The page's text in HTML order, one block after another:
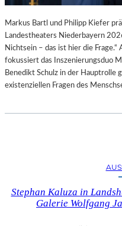
Markus Bartl und Philipp Kiefer
Landestheaters Niederbayern
Nichtsein – das ist hier die
fokussiert das Inszenierungsduo
Benedikt Schulz in der Hauptrolle
existenziellen Fragen des
Stephan Kaluza in
Galerie Wolfgang